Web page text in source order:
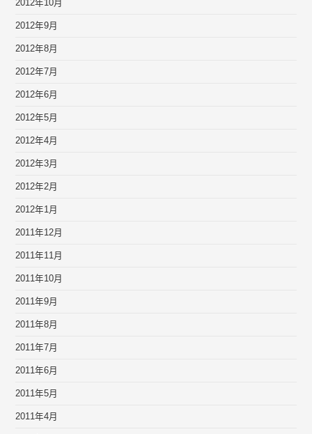
2012年10月
2012年9月
2012年8月
2012年7月
2012年6月
2012年5月
2012年4月
2012年3月
2012年2月
2012年1月
2011年12月
2011年11月
2011年10月
2011年9月
2011年8月
2011年7月
2011年6月
2011年5月
2011年4月